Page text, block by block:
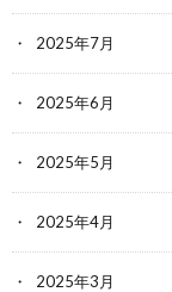
2025年7月
2025年6月
2025年5月
2025年4月
2025年3月